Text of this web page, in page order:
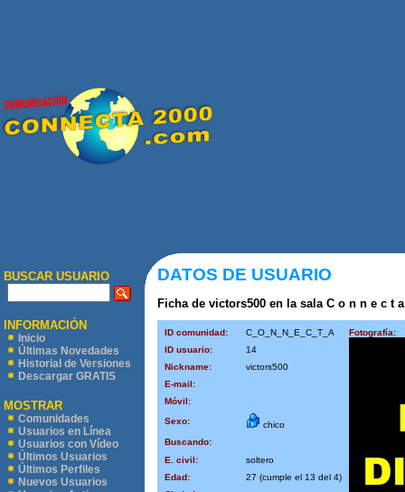
BUSCAR USUARIO
INFORMACIÓN
Inicio
Últimas Novedades
Historial de Versiones
Descargar GRATIS
MOSTRAR
Comunidades
Usuarios en Línea
Usuarios con Vídeo
Últimos Usuarios
Últimos Perfiles
Nuevos Usuarios
DATOS DE USUARIO
Ficha de victors500 en la sala C o n n e c t
ID comunidad: C_O_N_N_E_C_T_A
Fotografía:
ID usuario:
14
Nickname:
victors500
E-mail:
Móvil:
Sexo:
chico
Buscando:
E. civil:
soltero
Edad:
27 (cumple el 13 del 4)